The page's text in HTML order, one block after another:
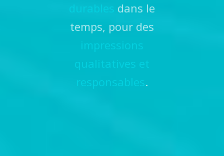
durables dans le
temps, pour des
impressions
qualitatives et
responsables.